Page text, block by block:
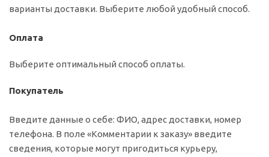
варианты доставки. Выберите любой удобный способ.
Оплата
Выберите оптимальный способ оплаты.
Покупатель
Введите данные о себе: ФИО, адрес доставки, номер
телефона. В поле «Комментарии к заказу» введите
сведения, которые могут пригодиться курьеру,